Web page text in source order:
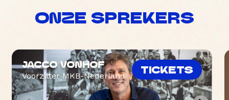
ONZE SPREKERS
JACCO VONHOF
Voorzitter MKB-Nederland TICKETS